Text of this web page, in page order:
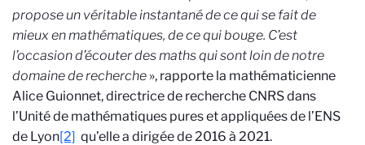
propose un véritable instantané de ce qui se fait de
mieux en mathématiques, de ce qui bouge. C’est
l’occasion d’écouter des maths qui sont loin de notre
domaine de recherche », rapporte la mathématicienne
Alice Guionnet,directrice de recherche CNRS dans
l’Unité de mathématiques pures et appliquées de l’ENS
de Lyon[2] qu’elle a dirigée de 2016 à 2021.